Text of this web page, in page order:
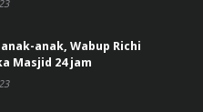
anak, Wabup Richi
Masjid 24 jam